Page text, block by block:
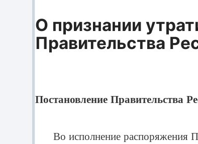
О признании
Правительства
Постановление Правительства
Во исполнение распоряжения